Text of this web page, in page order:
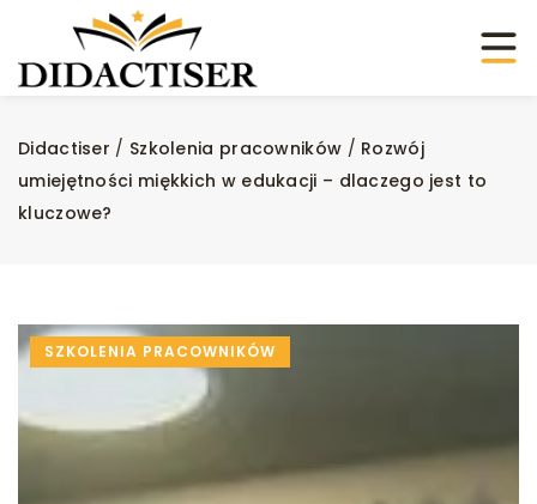
Didactiser / Szkolenia pracowników / Rozwój
umiejętności miękkich w edukacji – dlaczego jest to
kluczowe?
SZKOLENIA PRACOWNIKÓW